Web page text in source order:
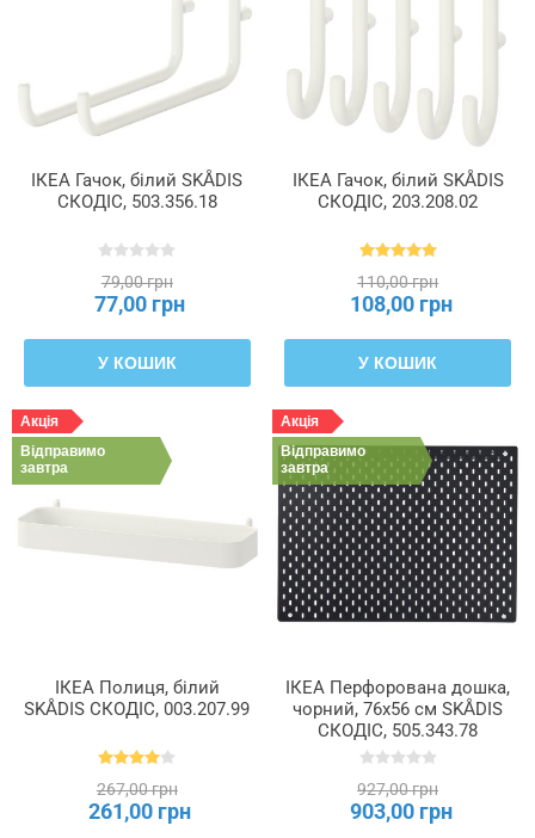
ІКЕА Гачок, білий SKÅDIS
СКОДІС, 503.356.18
79,00 грн
77,00 грн
У КОШИК
ІКЕА Гачок, білий SKÅDIS
СКОДІС, 203.208.02
110,00 грн
108,00 грн
У КОШИК
Акція
Відправимо
завтра
ІКЕА Полиця, білий
SKÅDIS СКОДІС, 003.207.99
267,00 грн
261,00 грн
Акція
Відправимо
завтра
ІКЕА Перфорована дошка,
чорний, 76x56 см SKÅDIS
СКОДІС, 505.343.78
927,00 грн
903,00 грн